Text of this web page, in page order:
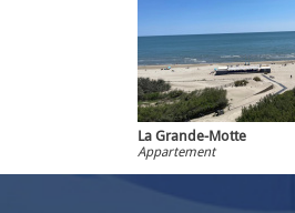
La Grande-Motte
Appartement